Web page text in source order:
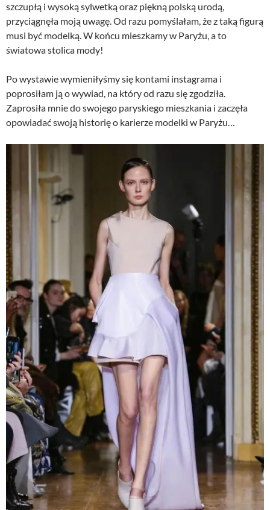
szczupłą i wysoką sylwetką oraz piękną polską urodą,
przyciągnęła moją uwagę. Od razu pomyślałam, że z taką figurą
musi być modelką. W końcu mieszkamy w Paryżu, a to
światowa stolica mody!
Po wystawie wymieniłyśmy się kontami instagrama i
poprosiłam ją o wywiad, na który od razu się zgodziła.
Zaprosiła mnie do swojego paryskiego mieszkania i zaczęła
opowiadać swoją historię o karierze modelki w Paryżu…